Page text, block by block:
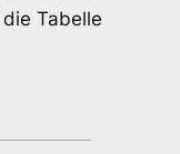
Tabelle